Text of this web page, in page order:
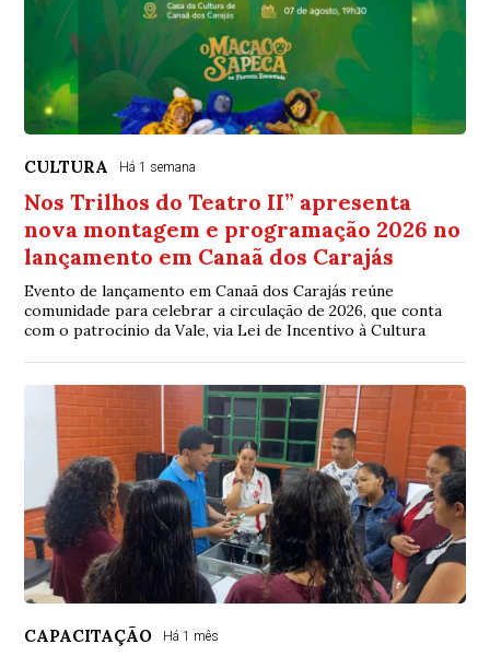
CULTURA Há 1 semana
Nos Trilhos do Teatro II” apresenta
nova montagem e programação 2026 no
lançamento em Canaã dos Carajás
Evento de lançamento em Canaã dos Carajás reúne
comunidade para celebrar a circulação de 2026, que conta
com o patrocínio da Vale, via Lei de Incentivo à Cultura
CAPACITAÇÃO Há 1 mês